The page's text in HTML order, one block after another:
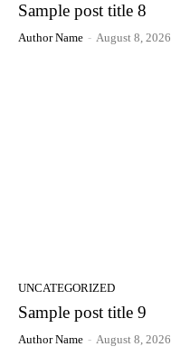
Sample post title 8
Author Name - August 8, 2026
UNCATEGORIZED
Sample post title 9
Author Name - August 8, 2026